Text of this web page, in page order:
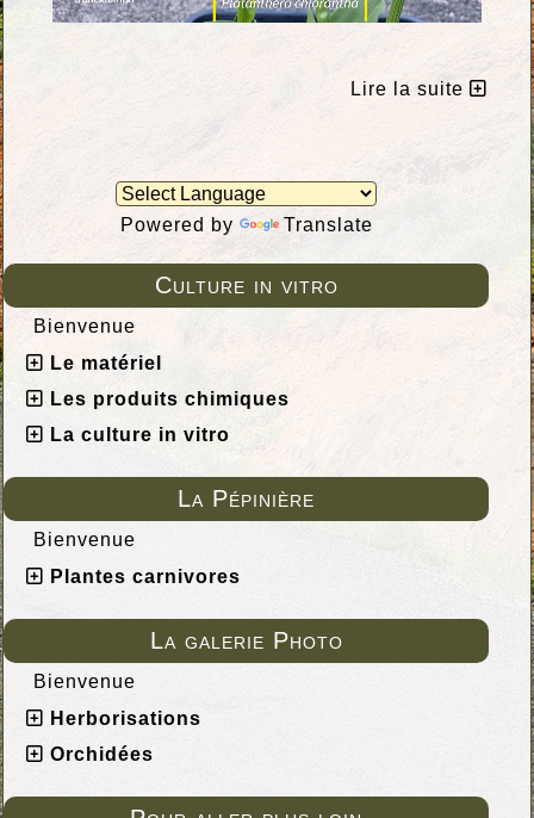
Powered by Translate
Culture in vitro
Bienvenue
Le matériel
Les produits chimiques
La culture in vitro
La Pépinière
Bienvenue
Plantes carnivores
La galerie Photo
Bienvenue
Herborisations
Orchidées
Lire la suite